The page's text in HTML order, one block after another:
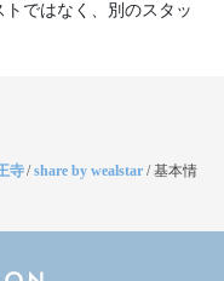
ではなく、別のスタッ
寺/share by wealstar /基本情